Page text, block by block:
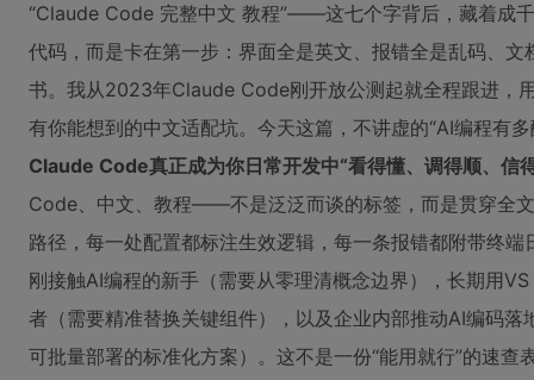
“Claude Code 完整中文 教程”——这七个字背后，藏着成
代码，而是卡在第一步：界面全是英文、报错全是乱码、
书。我从2023年Claude Code刚开放公测起就全程跟进，
有你能想到的中文适配坑。今天这篇，不讲虚的“AI编程有
Claude Code真正成为你日常开发中“看得懂、调得顺、信
Code、中文、教程——不是泛泛而谈的标签，而是贯穿全
路径，每一处配置都标注生效逻辑，每一条报错都附带终
刚接触AI编程的新手（需要从零理清概念边界），长期用
者（需要精准替换关键组件），以及企业内部推动AI编码
可批量部署的标准化方案）。这不是一份“能用就行”的速